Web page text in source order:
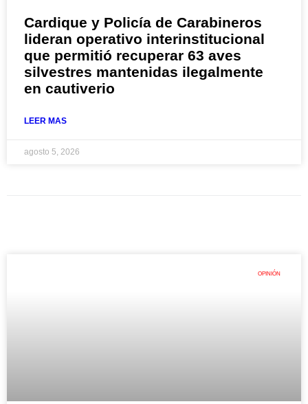
Cardique y Policía de Carabineros
lideran operativo interinstitucional
que permitió recuperar 63 aves
silvestres mantenidas ilegalmente
en cautiverio
LEER MAS
agosto 5, 2026
OPINIÓN